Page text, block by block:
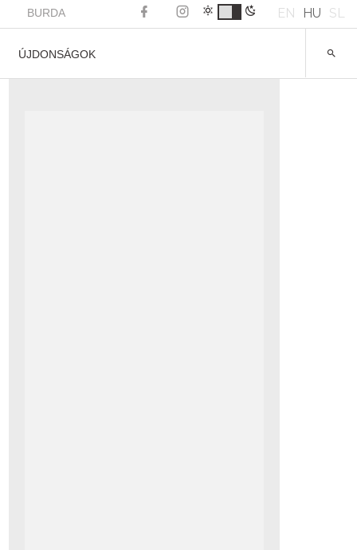
BURDA EN HU SL
ÚJDONSÁGOK